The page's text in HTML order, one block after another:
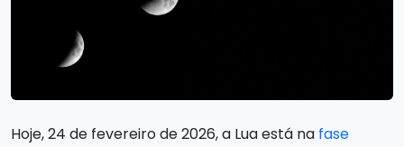
Hoje, 24 de fevereiro de 2026, a Lua está na fase